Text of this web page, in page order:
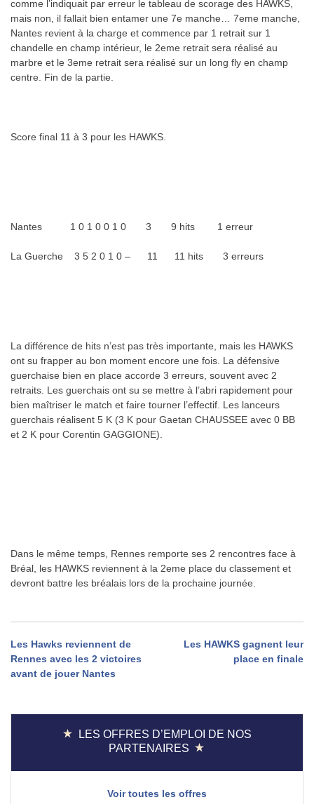
comme l’indiquait par erreur le tableau de scorage des HAWKS,
mais non, il fallait bien entamer une 7e manche… 7eme manche,
Nantes revient à la charge et commence par 1 retrait sur 1
chandelle en champ intérieur, le 2eme retrait sera réalisé au
marbre et le 3eme retrait sera réalisé sur un long fly en champ
centre. Fin de la partie.
Score final 11 à 3 pour les HAWKS.
Nantes 1 0 1 0 0 1 0 3 9 hits 1 erreur
La Guerche 3 5 2 0 1 0 – 11 11 hits 3 erreurs
La différence de hits n’est pas très importante, mais les HAWKS
ont su frapper au bon moment encore une fois. La défensive
guerchaise bien en place accorde 3 erreurs, souvent avec 2
retraits. Les guerchais ont su se mettre à l’abri rapidement pour
bien maîtriser le match et faire tourner l’effectif. Les lanceurs
guerchais réalisent 5 K (3 K pour Gaetan CHAUSSEE avec 0 BB
et 2 K pour Corentin GAGGIONE).
Dans le même temps, Rennes remporte ses 2 rencontres face à
Bréal, les HAWKS reviennent à la 2eme place du classement et
devront battre les bréalais lors de la prochaine journée.
Navigation
de
Les Hawks reviennent de
Rennes avec les 2 victoires
avant de jouer Nantes
Les HAWKS gagnent leur
place en finale
LES OFFRES D’EMPLOI DE NOS
PARTENAIRES
Voir toutes les offres